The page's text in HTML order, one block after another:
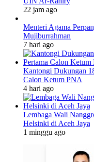
22 jam ago
Menteri Agama
Mujiburrahman
7 hari ago
Kantongi Dukungan
Calon Ketum PNA
4 hari ago
Lembaga Wali
Helsinki di Aceh Jaya
1 minggu ago